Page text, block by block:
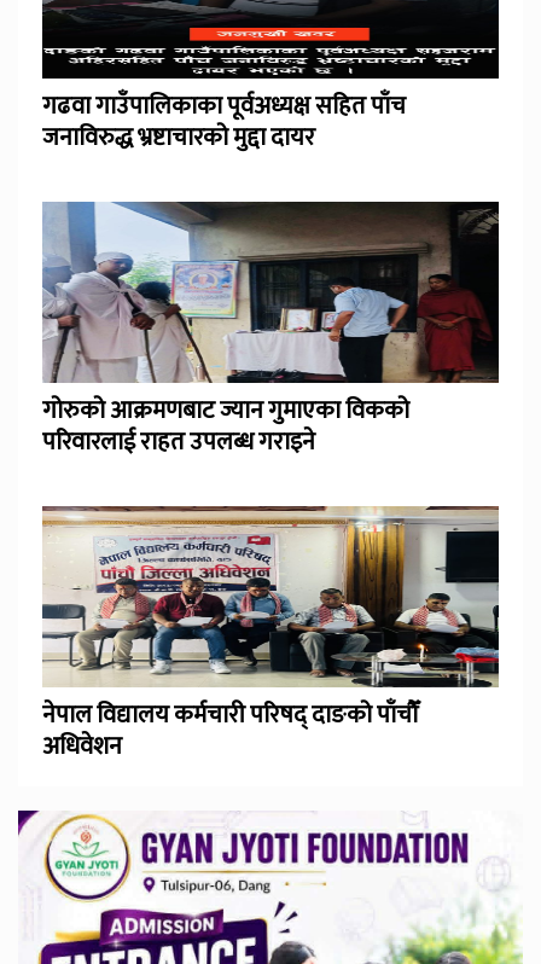
गढवा गाउँपालिकाका पूर्वअध्यक्ष सहित पाँच
जनाविरुद्ध भ्रष्टाचारको मुद्दा दायर
गोरुको आक्रमणबाट ज्यान गुमाएका विकको
परिवारलाई राहत उपलब्ध गराइने
नेपाल विद्यालय कर्मचारी परिषद् दाङको पाँचौँ
अधिवेशन